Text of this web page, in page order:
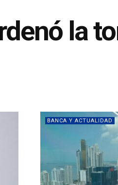
la
BANCA Y ACTUALIDAD